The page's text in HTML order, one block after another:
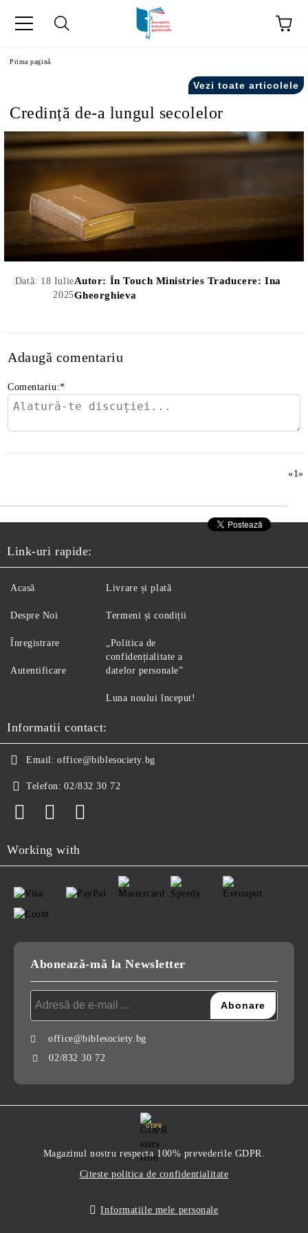
Prima pagină
Vezi toate articolele
Credință de-a lungul secolelor
Dată: 18 Iulie
2025
Autor: În Touch Ministries Traducere: Ina
Gheorghieva
Adaugă comentariu
Comentariu:*
«1»
Link-uri rapide:
Acasă
Despre Noi
Înregistrare
Autentificare
Livrare și plată
Termeni și condiții
„Politica de
confidențialitate a
datelor personale”
Luna noului început!
Informatii contact:
Email: office@biblesociety.bg
Telefon: 02/832 30 72
Working with
Abonează-mă la Newsletter
office@biblesociety.bg
02/832 30 72
GDPR
Magazinul nostru respecta 100% prevederile GDPR.
Citeste politica de confidentialitate
Informatiile mele personale